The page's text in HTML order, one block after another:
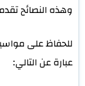
وهذه النصائح
للحفاظ على
عبارة عن التالي: